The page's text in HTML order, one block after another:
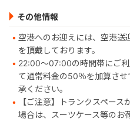
その他情報
空港へのお迎えには、空港送
を頂戴しております。
22:00〜07:00の時間帯にご
て通常料金の50％を加算さ
承ください。
【ご注意】トランクスペー
場合は、スーツケース等のお